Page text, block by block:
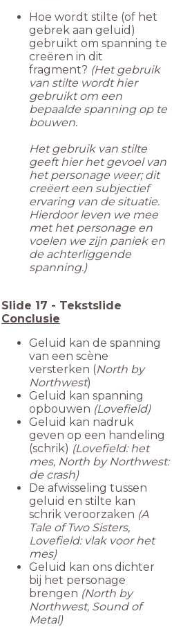
Hoe wordt stilte (of het
gebrek aan geluid)
gebruikt om spanning te
creëren in dit
fragment? (Het gebruik
van stilte wordt hier
gebruikt om een
bepaalde spanning op te
bouwen.
Het gebruik van stilte
geeft hier het gevoel van
het personage weer; dit
creëert een subjectief
ervaring van de situatie.
Hierdoor leven we mee
met het personage en
voelen we zijn paniek en
de achterliggende
spanning.)
Slide 17 - Tekstslide
Conclusie
Geluid kan de spanning
van een scène
versterken (North by
Northwest)
Geluid kan spanning
opbouwen (Lovefield)
Geluid kan nadruk
geven op een handeling
(schrik) (Lovefield: het
mes, North by Northwest:
de crash)
De afwisseling tussen
geluid en stilte kan
schrik veroorzaken (A
Tale of Two Sisters,
Lovefield: vlak voor het
mes)
Geluid kan ons dichter
bij het personage
brengen (North by
Northwest, Sound of
Metal)